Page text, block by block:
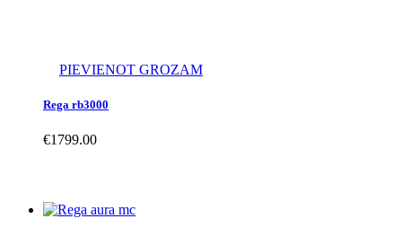
PIEVIENOT GROZAM
Rega rb3000
€1799.00